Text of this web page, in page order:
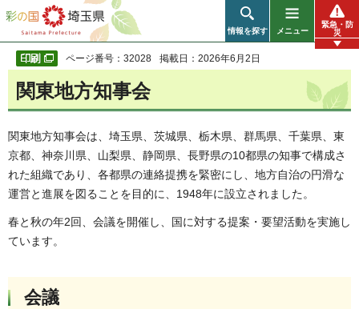
彩の国 埼玉県
情報を探す メニュー
緊急・防
災
ページ番号：32028 掲載日：2026年6月2日
関東地方知事会
関東地方知事会は、埼玉県、茨城県、栃木県、群馬県、千葉県、東
京都、神奈川県、山梨県、静岡県、長野県の10都県の知事で構成さ
れた組織であり、各都県の連絡提携を緊密にし、地方自治の円滑な
運営と進展を図ることを目的に、1948年に設立されました。
春と秋の年2回、会議を開催し、国に対する提案・要望活動を実施し
ています。
会議